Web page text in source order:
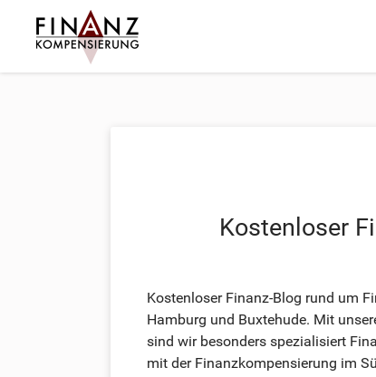
Kostenloser
Kostenloser Finanz-Blog rund um
Hamburg und Buxtehude. Mit
sind wir besonders spezialisiert
mit der Finanzkompensierung im